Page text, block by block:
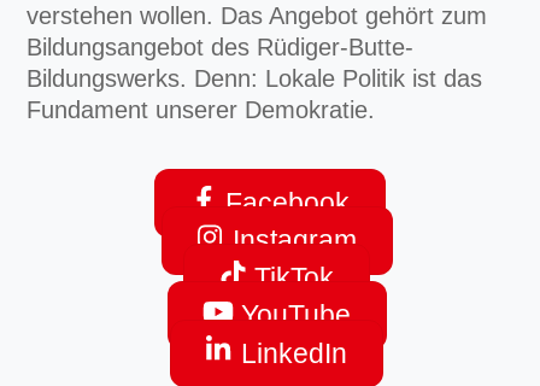
verstehen wollen. Das Angebot gehört zum
Bildungsangebot des Rüdiger-Butte-
Bildungswerks. Denn: Lokale Politik ist das
Fundament unserer Demokratie.
Facebook
Instagram
TikTok
YouTube
LinkedIn